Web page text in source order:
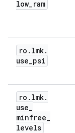
low_ram
ro . lmk.
use_psi
ro . lmk.
use_
minfree_
levels